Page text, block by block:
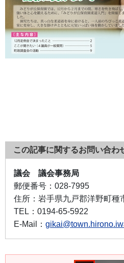
この記事に関するお問い合わ
議会 議会事務局
郵便番号： 028-7995
住所： 岩手県九戸郡洋野町
TEL： 0194-65-5922
E-Mail：